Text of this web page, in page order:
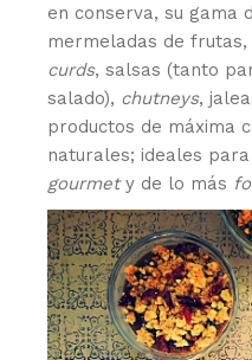
en conserva, su gama
mermeladas de
curds, salsas (tanto
salado), chutneys,
productos de máxima
naturales; ideales
gourmety de lo más